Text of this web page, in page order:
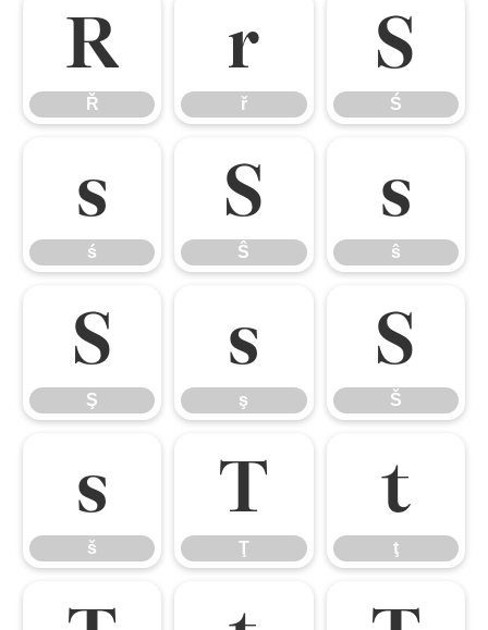
Ř
Ř
ř
ř
Ś
Ś
ś
ś
Ŝ
Ŝ
ŝ
ŝ
Ş
Ş
ş
ş
Š
Š
š
š
Ţ
Ţ
ţ
ţ